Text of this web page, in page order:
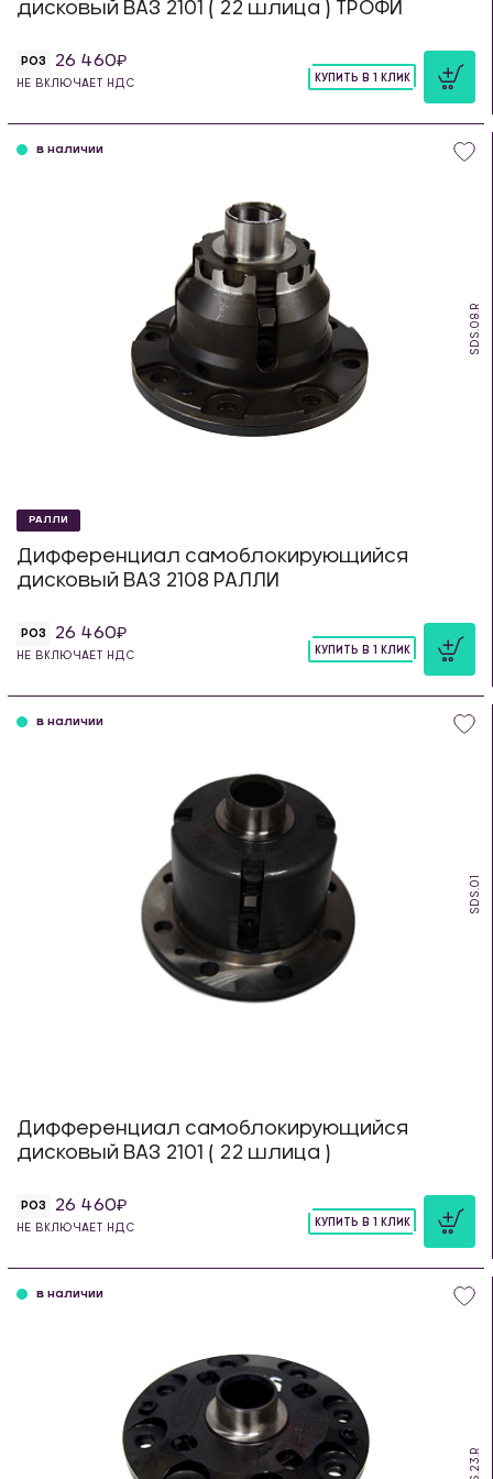
дисковый ВАЗ 2101 ( 22 шлица ) ТРОФИ
РОЗ 26 460
НЕ ВКЛЮЧАЕТ НДС
КУПИТЬ В 1 КЛИК
SDS.08.R
в наличии
РАЛЛИ
Дифференциал самоблокирующийся
дисковый ВАЗ 2108 РАЛЛИ
РОЗ 26 460
НЕ ВКЛЮЧАЕТ НДС
КУПИТЬ В 1 КЛИК
SDS.01
в наличии
Дифференциал самоблокирующийся
дисковый ВАЗ 2101 ( 22 шлица )
РОЗ 26 460
НЕ ВКЛЮЧАЕТ НДС
КУПИТЬ В 1 КЛИК
в наличии